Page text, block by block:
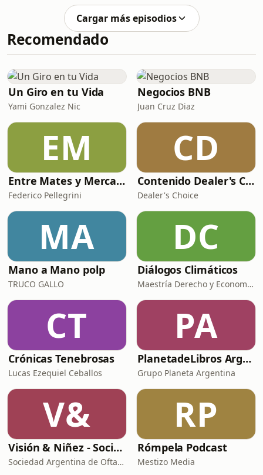
Cargar más episodios
Recomendado
Un Giro en tu Vida
Yami Gonzalez Nic
Negocios BNB
Juan Cruz Diaz
EM
Entre Mates y Mercado
Federico Pellegrini
CD
Contenido Dealer's Choice de Juegos - House of 5G
Dealer's Choice
MA
Mano a Mano polp
TRUCO GALLO
DC
Diálogos Climáticos
Maestría Derecho y Economía Cambio Climático
CT
Crónicas Tenebrosas
Lucas Ezequiel Ceballos
PA
PlanetadeLibros Argentina - Podcast
Grupo Planeta Argentina
V&
Visión & Niñez - Sociedad Argentina de Oftalmología Infantil
Sociedad Argentina de Oftalmología Infantil
RP
Rómpela Podcast
Mestizo Media